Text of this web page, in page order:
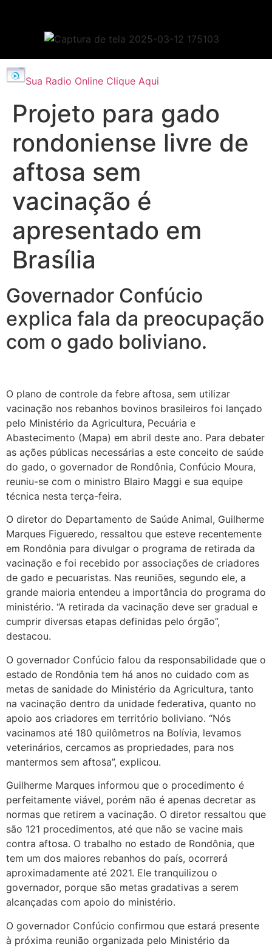
Sua Radio Online Clique Aqui
Projeto para gado
rondoniense livre de
aftosa sem
vacinação é
apresentado em
Brasília
Governador Confúcio
explica fala da preocupação
com o gado boliviano.
O plano de controle da febre aftosa, sem utilizar
vacinação nos rebanhos bovinos brasileiros foi lançado
pelo Ministério da Agricultura, Pecuária e
Abastecimento (Mapa) em abril deste ano. Para debater
as ações públicas necessárias a este conceito de saúde
do gado, o governador de Rondônia, Confúcio Moura,
reuniu-se com o ministro Blairo Maggi e sua equipe
técnica nesta terça-feira.
O diretor do Departamento de Saúde Animal, Guilherme
Marques Figueredo, ressaltou que esteve recentemente
em Rondônia para divulgar o programa de retirada da
vacinação e foi recebido por associações de criadores
de gado e pecuaristas. Nas reuniões, segundo ele, a
grande maioria entendeu a importância do programa do
ministério. “A retirada da vacinação deve ser gradual e
cumprir diversas etapas definidas pelo órgão”,
destacou.
O governador Confúcio falou da responsabilidade que o
estado de Rondônia tem há anos no cuidado com as
metas de sanidade do Ministério da Agricultura, tanto
na vacinação dentro da unidade federativa, quanto no
apoio aos criadores em território boliviano. “Nós
vacinamos até 180 quilômetros na Bolívia, levamos
veterinários, cercamos as propriedades, para nos
mantermos sem aftosa”, explicou.
Guilherme Marques informou que o procedimento é
perfeitamente viável, porém não é apenas decretar as
normas que retirem a vacinação. O diretor ressaltou que
são 121 procedimentos, até que não se vacine mais
contra aftosa. O trabalho no estado de Rondônia, que
tem um dos maiores rebanhos do país, ocorrerá
aproximadamente até 2021. Ele tranquilizou o
governador, porque são metas gradativas a serem
alcançadas com apoio do ministério.
O governador Confúcio confirmou que estará presente
à próxima reunião organizada pelo Ministério da